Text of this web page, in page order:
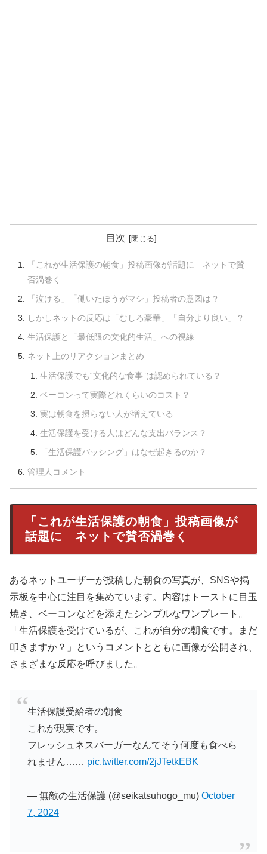
目次
「これが生活保護の朝食」投稿画像が話題に ネットで賛
否渦巻く
「泣ける」「働いたほうがマシ」投稿者の意図は？
しかしネットの反応は「むしろ豪華」「自分より良い」？
生活保護と「最低限の文化的生活」への視線
ネット上のリアクションまとめ
生活保護でも“文化的な食事”は認められている？
ベーコンって実際どれくらいのコスト？
実は朝食を摂らない人が増えている
生活保護を受ける人はどんな支出バランス？
「生活保護バッシング」はなぜ起きるのか？
管理人コメント
「これが生活保護の朝食」投稿画像が
話題に ネットで賛否渦巻く
あるネットユーザーが投稿した朝食の写真が、SNSや掲
示板を中心に注目を集めています。内容はトーストに目玉
焼き、ベーコンなどを添えたシンプルなワンプレート。
「生活保護を受けているが、これが自分の朝食です。まだ
叩きますか？」というコメントとともに画像が公開され、
さまざまな反応を呼びました。
生活保護受給者の朝食
これが現実です。
フレッシュネスバーガーなんてそう何度も食べら
れません…… pic.twitter.com/2jJTetkEBK
— 無敵の生活保護 (@seikatsuhogo_mu) October
7, 2024